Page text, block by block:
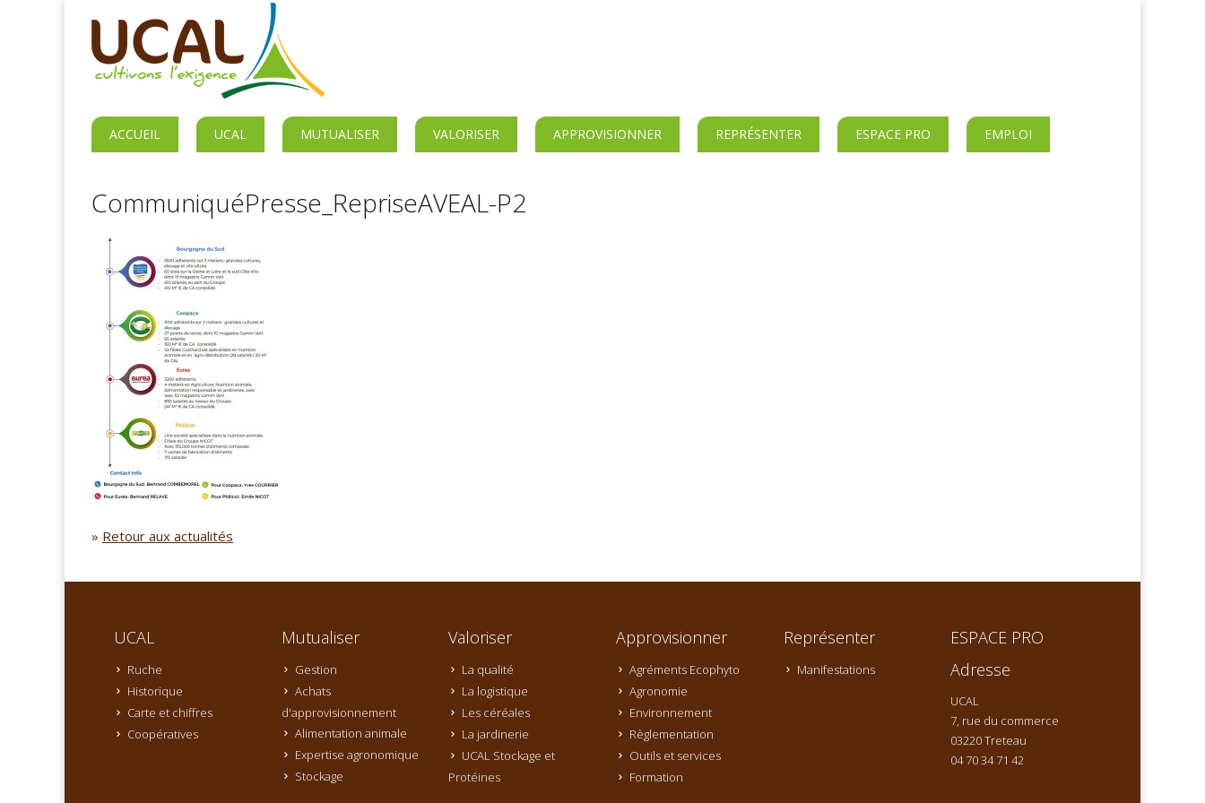
ACCUEIL UCAL MUTUALISER VALORISER APPROVISIONNER REPRÉSENTER ESPACE PRO EMPLOI
CommuniquéPresse_RepriseAVEAL-P2
» Retour aux actualités
UCAL
Ruche
Historique
Carte et chiffres
Coopératives
Mutualiser
Gestion
Achats
d'approvisionnement
Alimentation animale
Expertise agronomique
Stockage
Valoriser
La qualité
La logistique
Les céréales
La jardinerie
UCAL Stockage et
Protéines
Approvisionner
Agréments Ecophyto
Agronomie
Environnement
Règlementation
Outils et services
Formation
Représenter
Manifestations
ESPACE PRO
Adresse
UCAL
7, rue du commerce
03220 Treteau
04 70 34 71 42